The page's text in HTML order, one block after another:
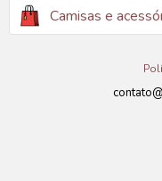
Camisas e